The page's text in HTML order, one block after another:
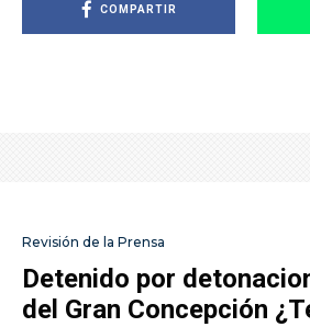
COMPARTIR
Revisión de la Prensa
Detenido por
del Gran Concepción